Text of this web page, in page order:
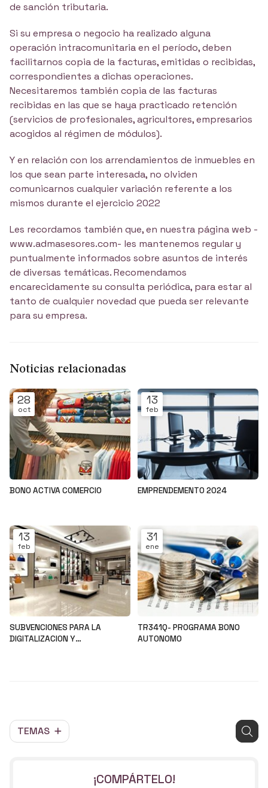
TEMAS
de sanción tributaria.
Si su empresa o negocio ha realizado alguna
operación intracomunitaria en el período, deben
facilitarnos copia de la facturas, emitidas o recibidas,
correspondientes a dichas operaciones.
Necesitaremos también copia de las facturas
recibidas en las que se haya practicado retención
(servicios de profesionales, agricultores, empresarios
acogidos al régimen de módulos).
Y en relación con los arrendamientos de inmuebles en
los que sean parte interesada, no olviden
comunicarnos cualquier variación referente a los
mismos durante el ejercicio 2022
Les recordamos también que, en nuestra página web -
www.admasesores.com- les mantenemos regular y
puntualmente informados sobre asuntos de interés
de diversas temáticas. Recomendamos
encarecidamente su consulta periódica, para estar al
tanto de cualquier novedad que pueda ser relevante
para su empresa.
Noticias relacionadas
28
oct
BONO ACTIVA COMERCIO
13
feb
EMPRENDEMENTO 2024
13
feb
SUBVENCIONES PARA LA
DIGITALIZACION Y
31
ene
TR341Q- PROGRAMA BONO
AUTONOMO
¡COMPÁRTELO!